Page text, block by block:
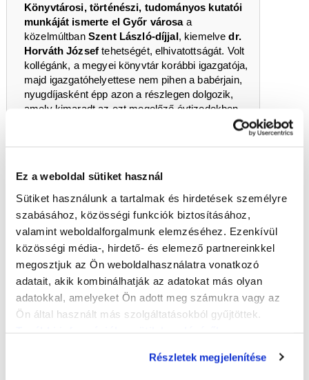
Ez a weboldal sütiket használ
Sütiket használunk a tartalmak és hirdetések személyre
szabásához, közösségi funkciók biztosításához,
valamint weboldalforgalmunk elemzéséhez. Ezenkívül
közösségi média-, hirdető- és elemező partnereinkkel
megosztjuk az Ön weboldalhasználatra vonatkozó
adatait, akik kombinálhatják az adatokat más olyan
adatokkal, amelyeket Ön adott meg számukra vagy az
Ön által használt más szolgáltatásokból gyűjtöttek.
Részletek megjelenítése
Könyvtárosi, történészi, tudományos kutatói
munkáját ismerte el Győr városaa
közelmúltban Szent László-díjjal, kiemelvedr.
Horváth József tehetségét, elhivatottságát. Volt
kollégánk, a megyei könyvtár korábbi igazgatója,
majd igazgatóhelyettese nem pihen a babérjain,
nyugdíjasként épp azon a részlegen dolgozik,
amely kimaradt az ezt megelőző évtizedekben.
2026.07.26
Huszthy ViolaViolenciacímű debütáló kötete: a
megrázó és húsbavágóan őszinte, önéletrajzi
ihletésű regény egy fiatal nő nemi erőszak utáni
traumafeldolgozását, a társadalmi elutasítottságot
és a gyógyulás rögös útját mutatja be.
HELYBENjárás
2026.07.25
A Szent Anna templom és a zsinagóga
Napi sajtó: Győr, 1995. július 25. – Légrádi Szilvia